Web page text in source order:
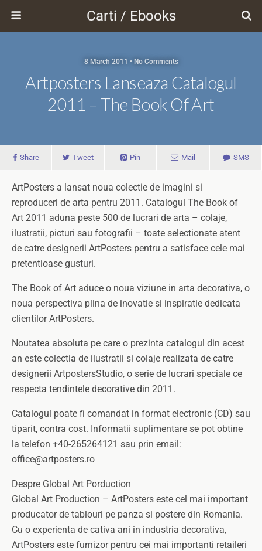
Carti / Ebooks
8 March 2011 • No Comments
Artposters Lanseaza Catalogul
2011 – The Book Of Art
Share Tweet Pin Mail SMS
ArtPosters a lansat noua colectie de imagini si
reproduceri de arta pentru 2011. Catalogul The Book of
Art 2011 aduna peste 500 de lucrari de arta – colaje,
ilustratii, picturi sau fotografii – toate selectionate atent
de catre designerii ArtPosters pentru a satisface cele mai
pretentioase gusturi.
The Book of Art aduce o noua viziune in arta decorativa, o
noua perspectiva plina de inovatie si inspiratie dedicata
clientilor ArtPosters.
Noutatea absoluta pe care o prezinta catalogul din acest
an este colectia de ilustratii si colaje realizata de catre
designerii ArtpostersStudio, o serie de lucrari speciale ce
respecta tendintele decorative din 2011.
Catalogul poate fi comandat in format electronic (CD) sau
tiparit, contra cost. Informatii suplimentare se pot obtine
la telefon +40-265264121 sau prin email:
office@artposters.ro
Despre Global Art Porduction
Global Art Production – ArtPosters este cel mai important
producator de tablouri pe panza si postere din Romania.
Cu o experienta de cativa ani in industria decorativa,
ArtPosters este furnizor pentru cei mai importanti retaileri